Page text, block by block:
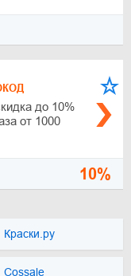
до 10%
от 1000
10%
Краски.ру
Сossale